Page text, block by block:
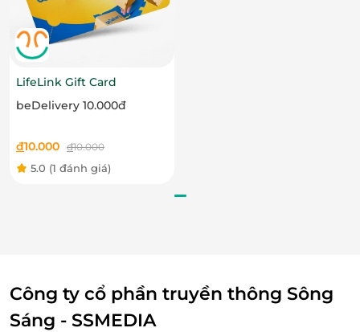
LifeLink Gift Card
beDelivery 10.000đ
đ10.000 đ10.000
5.0 (1 đánh giá)
Công ty cổ phần truyền thông Sông
Sáng - SSMEDIA